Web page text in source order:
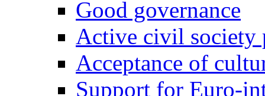
Good governance
Active civil society
Acceptance of
Support for Euro-